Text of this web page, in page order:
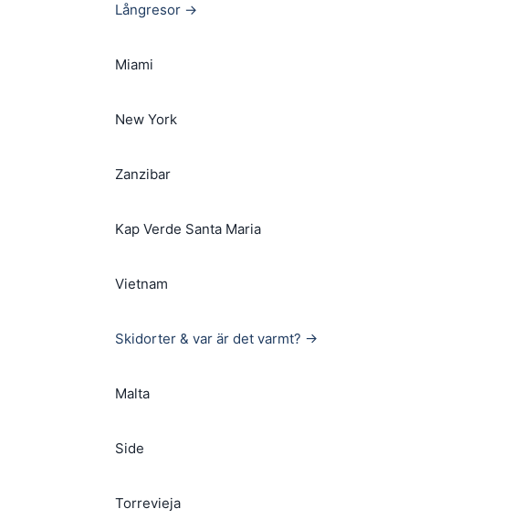
Långresor →
Miami
New York
Zanzibar
Kap Verde Santa Maria
Vietnam
Skidorter & var är det varmt? →
Malta
Side
Torrevieja